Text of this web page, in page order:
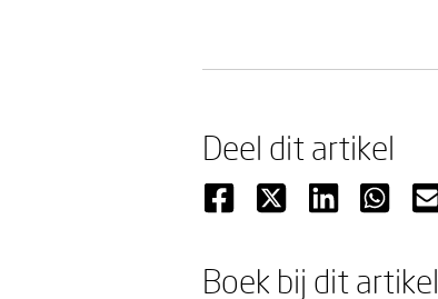
Deel dit artikel
Boek bij dit artikel